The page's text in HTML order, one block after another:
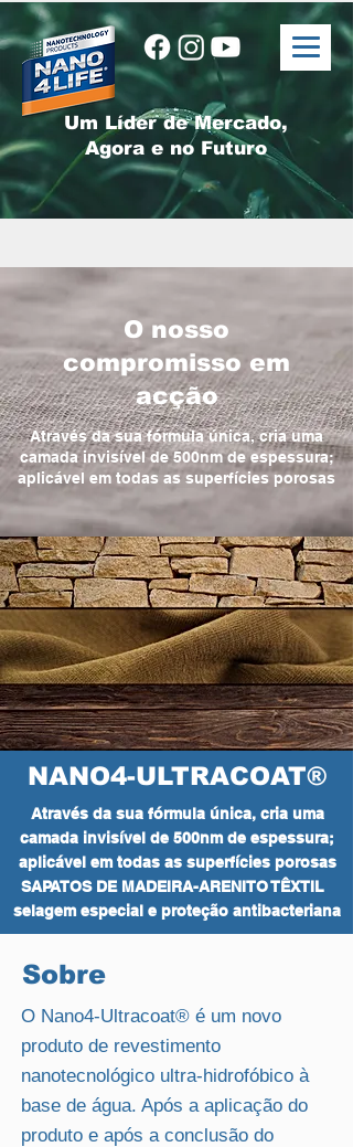
Um Líder de Mercado,
Agora e no Futuro
O nosso
compromisso em
acção
Através da sua fórmula única, cria uma
camada invisível de 500nm de espessura;
aplicável em todas as superfícies porosas
NANO4-ULTRACOAT®
Através da sua fórmula única, cria uma
camada invisível de 500nm de espessura;
aplicável em todas as superfícies porosas
SAPATOS DE MADEIRA-ARENITO TÊXTIL
selagem especial e proteção antibacteriana
Sobre
O Nano4-Ultracoat® é um novo
produto de revestimento
nanotecnológico ultra-hidrofóbico à
base de água. Após a aplicação do
produto e após a conclusão do